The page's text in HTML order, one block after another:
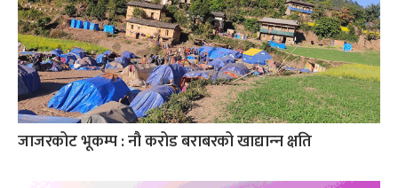
जाजरकोट भूकम्प : नौ करोड बराबरको खाद्यान्‍न क्षति